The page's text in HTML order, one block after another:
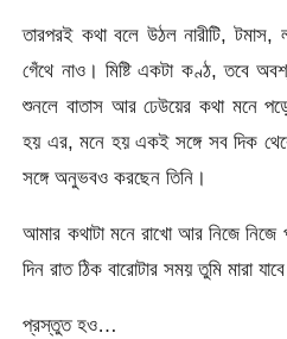
তারপরই কথা বলে উঠল নারীটি,
গেঁথে নাও। মিষ্টি একটা কণ্ঠ, তবে
শুনলে বাতাস আর ঢেউয়ের কথা মনে
হয় এর, মনে হয় একই সঙ্গে সব দিক
সঙ্গে অনুভবও করছেন তিনি।
আমার কথাটা মনে রাখো আর নিজে
দিন রাত ঠিক বারোটার সময় তুমি মারা
প্রস্তুত হও…